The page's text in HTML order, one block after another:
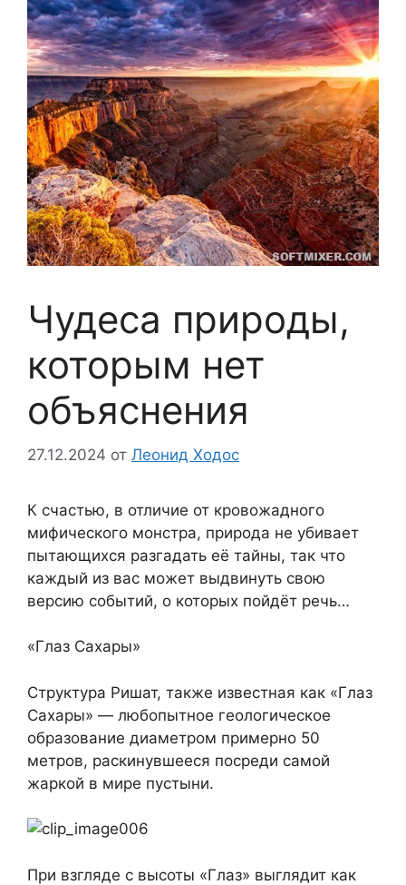
Чудеса природы,
которым нет
объяснения
27.12.2024 от Леонид Ходос
К счастью, в отличие от кровожадного
мифического монстра, природа не убивает
пытающихся разгадать её тайны, так что
каждый из вас может выдвинуть свою
версию событий, о которых пойдёт речь…
«Глаз Сахары»
Структура Ришат, также известная как «Глаз
Сахары» — любопытное геологическое
образование диаметром примерно 50
метров, раскинувшееся посреди самой
жаркой в мире пустыни.
При взгляде с высоты «Глаз» выглядит как